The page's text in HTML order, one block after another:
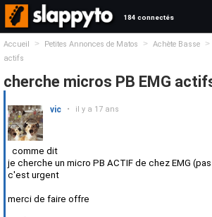
184 connectés
Accueil > Petites Annonces de Matos > Achète Basse >
actifs
cherche micros PB EMG
vic • il y a 17 ans
comme dit
je cherche un micro PB ACTIF de chez EMG
c'est urgent
merci de faire offre